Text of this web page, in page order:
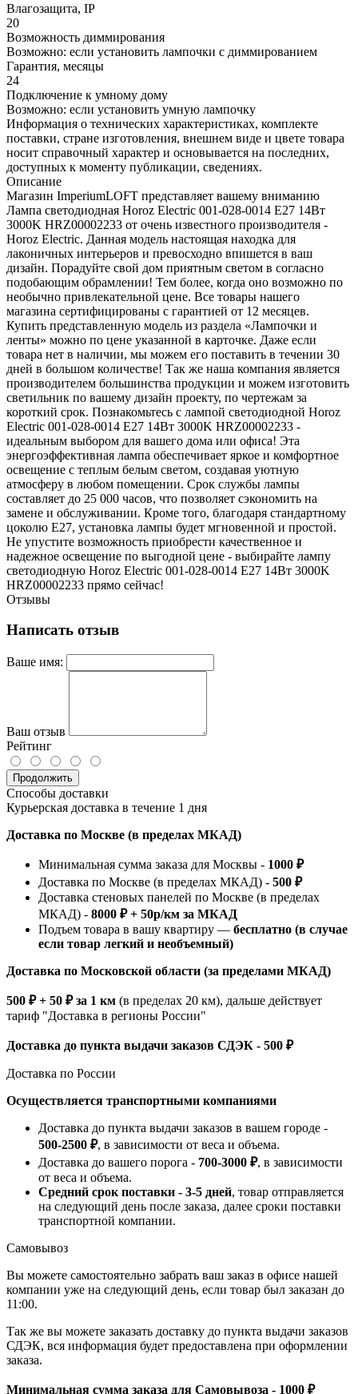
Влагозащита, IP
20
Возможность диммирования
Возможно: если установить лампочки с диммированием
Гарантия, месяцы
24
Подключение к умному дому
Возможно: если установить умную лампочку
Информация о технических характеристиках, комплекте
поставки, стране изготовления, внешнем виде и цвете товара
носит справочный характер и основывается на последних,
доступных к моменту публикации, сведениях.
Описание
Магазин ImperiumLOFT представляет вашему вниманию
Лампа светодиодная Horoz Electric 001-028-0014 E27 14Вт
3000K HRZ00002233 от очень известного производителя -
Horoz Electric. Данная модель настоящая находка для
лаконичных интерьеров и превосходно впишется в ваш
дизайн. Порадуйте свой дом приятным светом в согласно
подобающим обрамлении! Тем более, когда оно возможно по
необычно привлекательной цене. Все товары нашего
магазина сертифицированы с гарантией от 12 месяцев.
Купить представленную модель из раздела «Лампочки и
ленты» можно по цене указанной в карточке. Даже если
товара нет в наличии, мы можем его поставить в течении 30
дней в большом количестве! Так же наша компания является
производителем большинства продукции и можем изготовить
светильник по вашему дизайн проекту, по чертежам за
короткий срок. Познакомьтесь с лампой светодиодной Horoz
Electric 001-028-0014 E27 14Вт 3000K HRZ00002233 -
идеальным выбором для вашего дома или офиса! Эта
энергоэффективная лампа обеспечивает яркое и комфортное
освещение с теплым белым светом, создавая уютную
атмосферу в любом помещении. Срок службы лампы
составляет до 25 000 часов, что позволяет сэкономить на
замене и обслуживании. Кроме того, благодаря стандартному
цоколю E27, установка лампы будет мгновенной и простой.
Не упустите возможность приобрести качественное и
надежное освещение по выгодной цене - выбирайте лампу
светодиодную Horoz Electric 001-028-0014 E27 14Вт 3000K
HRZ00002233 прямо сейчас!
Отзывы
Написать отзыв
Ваше имя:
Ваш отзыв
Рейтинг
Продолжить
Способы доставки
Курьерская доставка в течение 1 дня
Доставка по Москве (в пределах МКАД)
Минимальная сумма заказа для Москвы - 1000 ₽
Доставка по Москве (в пределах МКАД) - 500 ₽
Доставка стеновых панелей по Москве (в пределах
МКАД) - 8000 ₽ + 50р/км за МКАД
Подъем товара в вашу квартиру — бесплатно (в случае
если товар легкий и необъемный)
Доставка по Московской области (за пределами МКАД)
500 ₽ + 50 ₽ за 1 км (в пределах 20 км), дальше действует
тариф "Доставка в регионы России"
Доставка до пункта выдачи заказов СДЭК - 500 ₽
Доставка по России
Осуществляется транспортными компаниями
Доставка до пункта выдачи заказов в вашем городе -
500-2500 ₽, в зависимости от веса и объема.
Доставка до вашего порога - 700-3000 ₽, в зависимости
от веса и объема.
Средний срок поставки - 3-5 дней, товар отправляется
на следующий день после заказа, далее сроки поставки
транспортной компании.
Самовывоз
Вы можете самостоятельно забрать ваш заказ в офисе нашей
компании уже на следующий день, если товар был заказан до
11:00.
Так же вы можете заказать доставку до пункта выдачи заказов
СДЭК, вся информация будет предоставлена при оформлении
заказа.
Минимальная сумма заказа для Самовывоза - 1000 ₽